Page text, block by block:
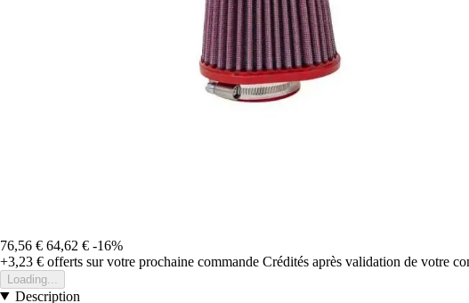
76,56 € 64,62 € -16%
+3,23 € offerts sur votre prochaine commande Crédités après validation de votre
Loading...
Description